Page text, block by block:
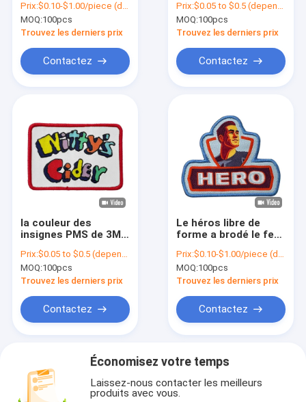
raccorde le fer sur
l'insigne tissé
écologique
Prix:$0.10-$1.00/piece (depends on the design and order quantity)
MOQ:100pcs
Trouvez les derniers prix
Contactez
de Logo Washable
Iron On Woven de
marque de veste de
Prix:$0.05 to $0.5 (depends on the design and order quantity)
MOQ:100pcs
Trouvez les derniers prix
Contactez
la couleur des
insignes PMS de 3M
Cloth Appliqued des
techniques de
tissage lavables
Prix:$0.05 to $0.5 (depends on the design and order quantity)
MOQ:100pcs
Trouvez les derniers prix
Contactez
Le héros libre de
forme a brodé le fer
corrections de
Velcro sur des
corrections pour des
Prix:$0.10-$1.00/piece (depends on the design and order quantity)
MOQ:100pcs
Trouvez les derniers prix
Contactez
Économisez votre temps
Laissez-nous contacter les meilleurs
produits avec vous.